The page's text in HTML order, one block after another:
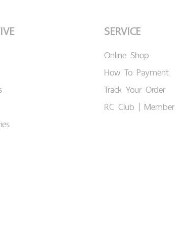
SERVICE
Online Shop
How To Payment
Track Your Order
RC Club | Member